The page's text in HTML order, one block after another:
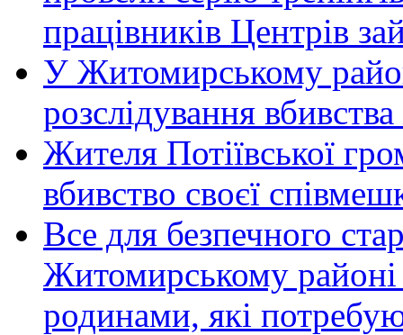
працівників Центрів
У Житомирському
розслідування
Жителя Потіївської
вбивство своєї
Все для безпечного
Житомирському районі
родинами, які